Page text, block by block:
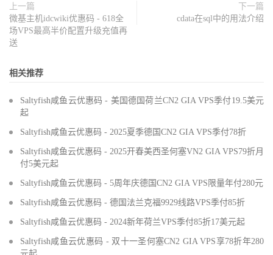
上一篇
微基主机idcwiki优惠码 - 618全
场VPS最高半价配置升级充值再
送
下一篇
cdata在sql中的用法介绍
相关推荐
Saltyfish咸鱼云优惠码 - 美国德国荷兰CN2 GIA VPS季付19.5美元
起
Saltyfish咸鱼云优惠码 - 2025夏季德国CN2 GIA VPS季付78折
Saltyfish咸鱼云优惠码 - 2025开春美西圣何塞VN2 GIA VPS79折月
付5美元起
Saltyfish咸鱼云优惠码 - 5周年庆德国CN2 GIA VPS限量年付280元
Saltyfish咸鱼云优惠码 - 德国法兰克福9929线路VPS季付85折
Saltyfish咸鱼云优惠码 - 2024新年荷兰VPS季付85折17美元起
Saltyfish咸鱼云优惠码 - 双十一圣何塞CN2 GIA VPS享78折年280